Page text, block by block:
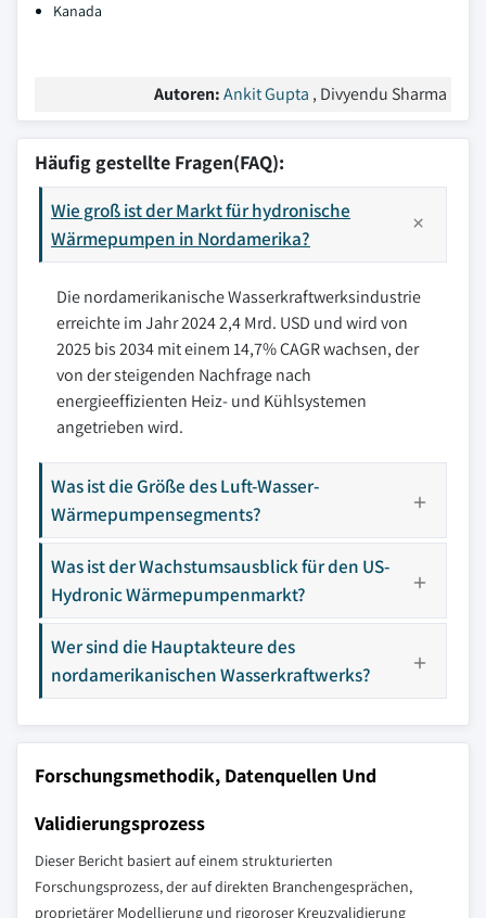
Kanada
Autoren:Ankit Gupta , Divyendu Sharma
Häufig gestellte Fragen(FAQ):
Wie groß ist der Markt für hydronische
Wärmepumpen in Nordamerika?
Die nordamerikanische Wasserkraftwerksindustrie
erreichte im Jahr 2024 2,4 Mrd. USD und wird von
2025 bis 2034 mit einem 14,7% CAGR wachsen, der
von der steigenden Nachfrage nach
energieeffizienten Heiz- und Kühlsystemen
angetrieben wird.
Was ist die Größe des Luft-Wasser-
Wärmepumpensegments?
Was ist der Wachstumsausblick für den US-
Hydronic Wärmepumpenmarkt?
Wer sind die Hauptakteure des
nordamerikanischen Wasserkraftwerks?
Forschungsmethodik, Datenquellen Und
Validierungsprozess
Dieser Bericht basiert auf einem strukturierten
Forschungsprozess, der auf direkten Branchengesprächen,
proprietärer Modellierung und rigoroser Kreuzvalidierung